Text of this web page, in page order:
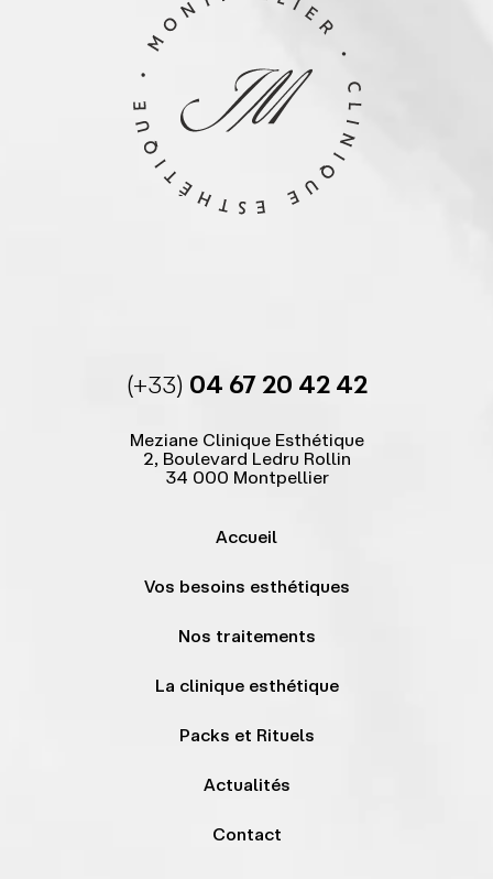
(+33) 04 67 20 42 42
Meziane Clinique Esthétique
2, Boulevard Ledru Rollin
34 000 Montpellier
Accueil
Vos besoins esthétiques
Nos traitements
La clinique esthétique
Packs et Rituels
Actualités
Contact